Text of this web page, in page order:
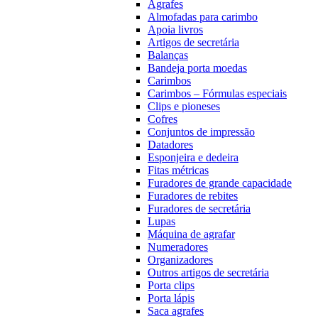
Agrafes
Almofadas para carimbo
Apoia livros
Artigos de secretária
Balanças
Bandeja porta moedas
Carimbos
Carimbos – Fórmulas especiais
Clips e pioneses
Cofres
Conjuntos de impressão
Datadores
Esponjeira e dedeira
Fitas métricas
Furadores de grande capacidade
Furadores de rebites
Furadores de secretária
Lupas
Máquina de agrafar
Numeradores
Organizadores
Outros artigos de secretária
Porta clips
Porta lápis
Saca agrafes